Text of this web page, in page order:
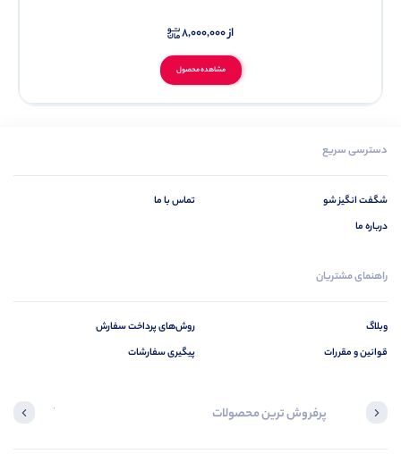
مشاهده محصول
از8,000,000
دسترسی سریع
شگفت انگیز شو
درباره ما
تماس با ما
راهنمای مشتریان
وبلاگ
قوانین و مقررات
روش‌های پرداخت سفارش
پیگیری سفارشات
پرفروش ترین محصولات آخرین